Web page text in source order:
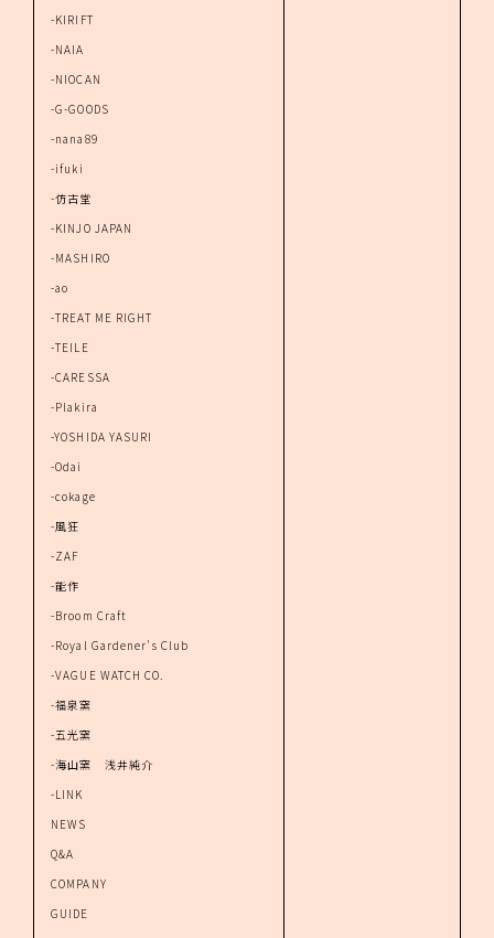
-KIRIFT
-NAIA
-NIOCAN
-G-GOODS
-nana89
-ifuki
-仿古堂
-KINJO JAPAN
-MASHIRO
-ao
-TREAT ME RIGHT
-TEILE
-CARESSA
-Plakira
-YOSHIDA YASURI
-Odai
-cokage
-風狂
-ZAF
-能作
-Broom Craft
-Royal Gardener's Club
-VAGUE WATCH CO.
-福泉窯
-五光窯
-海山窯 浅井純介
-LINK
NEWS
Q&A
COMPANY
GUIDE